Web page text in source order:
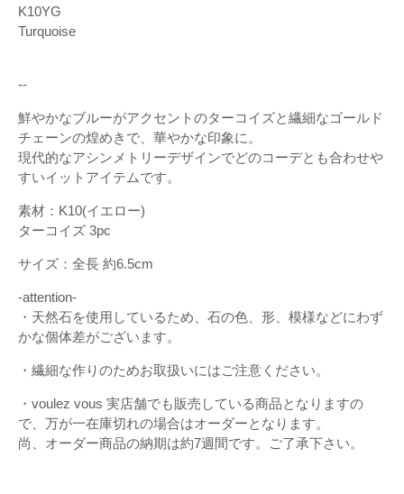
K10YG
Turquoise
--
鮮やかなブルーがアクセントのターコイズと繊細なゴールド
チェーンの煌めきで、華やかな印象に。
現代的なアシンメトリーデザインでどのコーデとも合わせや
すいイットアイテムです。
素材：K10(イエロー)
ターコイズ 3pc
サイズ：全長 約6.5cm
-attention-
・天然石を使用しているため、石の色、形、模様などにわず
かな個体差がございます。
・繊細な作りのためお取扱いにはご注意ください。
・voulez vous 実店舗でも販売している商品となりますの
で、万が一在庫切れの場合はオーダーとなります。
尚、オーダー商品の納期は約7週間です。ご了承下さい。